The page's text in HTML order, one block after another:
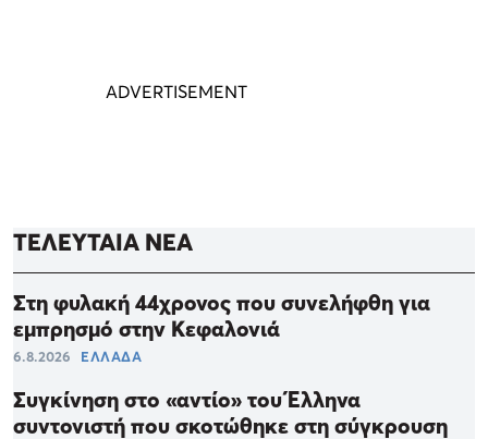
ΤΕΛΕΥΤΑΙΑ ΝΕΑ
Στη φυλακή 44χρονος που συνελήφθη για
εμπρησμό στην Κεφαλονιά
6.8.2026 ΕΛΛΑΔΑ
Συγκίνηση στο «αντίο» του Έλληνα
συντονιστή που σκοτώθηκε στη σύγκρουση